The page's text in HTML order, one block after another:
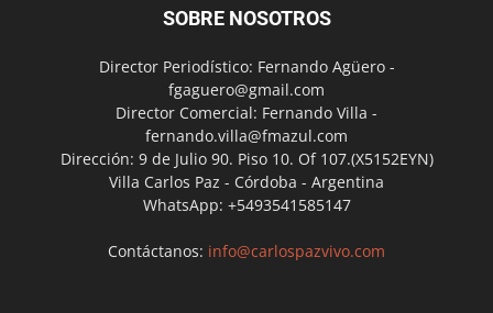
SOBRE NOSOTROS
Director Periodístico: Fernando Agüero -
fgaguero@gmail.com
Director Comercial: Fernando Villa -
fernando.villa@fmazul.com
Dirección: 9 de Julio 90. Piso 10. Of 107.(X5152EYN)
Villa Carlos Paz - Córdoba - Argentina
WhatsApp: +5493541585147
Contáctanos: info@carlospazvivo.com